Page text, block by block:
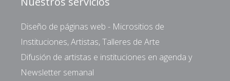
Diseño de páginas web - Micrositios de
Instituciones, Artistas, Talleres de Arte
Difusión de artistas e instituciones en agenda y
Newsletter semanal